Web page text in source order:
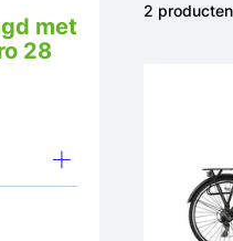
met
28
2 producten